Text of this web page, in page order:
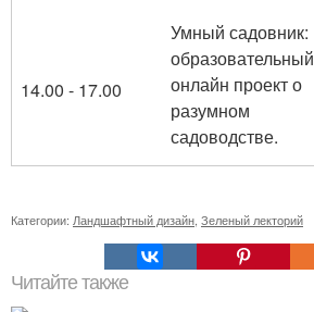
14.00 - 17.00
Умный садовник:
образовательный
онлайн проект о
разумном
садоводстве.
Категории: Ландшафтный дизайн Зеленый лекторий
Читайте также